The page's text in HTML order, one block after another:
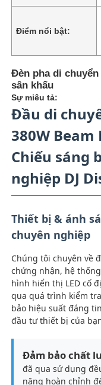
Điểm nổi bật:
Đèn pha di chuyển
sân khấu
Sự miêu tả:
Đầu di
380W
Chiếu sáng
nghiệp DJ
Thiết bị & ánh
chuyên nghiệp
Chúng tôi chuyên về
chứng nhận, hệ
hình hiển thị LED cố
qua quá trình kiểm
bảo hiệu suất đáng
đầu tư thiết bị của
Đảm bảo chất
đã qua sử dụng
năng hoàn chỉnh